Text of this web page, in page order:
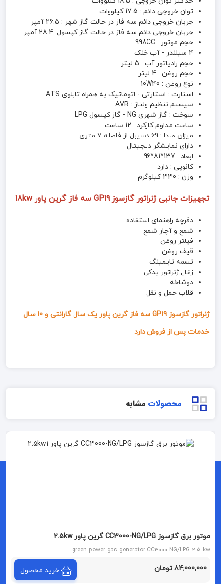
توان خروجی دائم : 17.5 کیلووات
جریان خروجی دائم سه فاز در حالت گاز شهر : 26.5 آمپر
جریان خروجی دائم سه فاز در حالت گاز کپسول: 28.4 آمپر
حجم موتور : 998CC
4 سیلندر - آب خنک
حجم رادیاتور آب : 5 لیتر
حجم روغن : 4 لیتر
نوع روغن : 10W40
استارت : استارتی - اتوماتیک به همراه تابلوی ATS
سیستم تنظیم ولتاژ : AVR
سوخت : گاز شهری NG - گاز کپسول LPG
ساعت مداوم کارکرد : 12 ساعت
میزان صدا : 69 دسیبل از فاصله 7 متری
دارای نمایشگر دیجیتال
ابعاد : 137*81*96
کانوپی : دارد
وزن : 330 کیلوگرم
تجهیزات جانبیژنراتور گازسوز GP19 سه فاز گرین پاور 18kw
دفرچه راهنمای استفاده
شمع و آچار شمع
فیلتر روغن
قیف روغن
تسمه تایمینگ
زغال ژنراتور یدکی
دوشاخه
قلاب حمل و نقل
ژنراتور گازسوز GP19 سه فاز گرین پاور یک سال گارانتی و 10 سال
خدمات پس از فروش دارد
محصولات مشابه
موتور برق گازسوز CC3000-NG/LPG گرین پاور 2.5kw
green power gas generator CC3000-NG/LPG 2.5 kw
84,000,000 تومان خرید محصول